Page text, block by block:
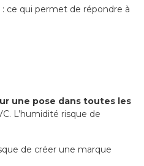
: ce qui permet de répondre à
une pose dans toutes les
L’humidité risque de
de créer une marque